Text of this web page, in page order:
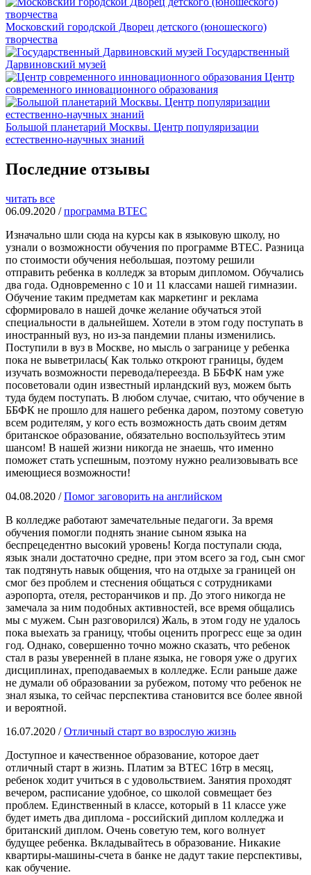
Московский городской Дворец детского (юношеского)
творчества
Государственный
Дарвиновский музей
Центр
современного инновационного образования
Большой планетарий Москвы. Центр популяризации
естественно-научных знаний
Последние отзывы
читать все
06.09.2020 /программа BTEC
Изначально шли сюда на курсы как в языковую школу, но
узнали о возможности обучения по программе BTEC. Разница
по стоимости обучения небольшая, поэтому решили
отправить ребенка в колледж за вторым дипломом. Обучались
два года. Одновременно с 10 и 11 классами нашей гимназии.
Обучение таким предметам как маркетинг и реклама
сформировало в нашей дочке желание обучаться этой
специальности в дальнейшем. Хотели в этом году поступать в
иностранный вуз, но из-за пандемии планы изменились.
Поступили в вуз в Москве, но мысль о загранице у ребенка
пока не выветрилась( Как только откроют границы, будем
изучать возможности перевода/переезда. В ББФК нам уже
посоветовали один известный ирландский вуз, можем быть
туда будем поступать. В любом случае, считаю, что обучение в
ББФК не прошло для нашего ребенка даром, поэтому советую
всем родителям, у кого есть возможность дать своим детям
британское образование, обязательно воспользуйтесь этим
шансом! В нашей жизни никогда не знаешь, что именно
поможет стать успешным, поэтому нужно реализовывать все
имеющиеся возможности!
04.08.2020 /Помог заговорить на английском
В колледже работают замечательные педагоги. За время
обучения помогли поднять знание сыном языка на
беспрецедентно высокий уровень! Когда поступали сюда,
язык знали достаточно средне, при этом всего за год, сын смог
так подтянуть навык общения, что на отдыхе за границей он
смог без проблем и стеснения общаться с сотрудниками
аэропорта, отеля, ресторанчиков и пр. До этого никогда не
замечала за ним подобных активностей, все время общались
мы с мужем. Сын разговорился) Жаль, в этом году не удалось
пока выехать за границу, чтобы оценить прогресс еще за один
год. Однако, совершенно точно можно сказать, что ребенок
стал в разы уверенней в плане языка, не говоря уже о других
дисциплинах, преподаваемых в колледже. Если раньше даже
не думали об образовании за рубежом, потому что ребенок не
знал языка, то сейчас перспектива становится все более явной
и вероятной.
16.07.2020 /Отличный старт во взрослую жизнь
Доступное и качественное образование, которое дает
отличный старт в жизнь. Платим за ВТЕС 16тр в месяц,
ребенок ходит учиться в с удовольствием. Занятия проходят
вечером, расписание удобное, со школой совмещает без
проблем. Единственный в классе, который в 11 классе уже
будет иметь два диплома - российский диплом колледжа и
британский диплом. Очень советую тем, кого волнует
будущее ребенка. Вкладывайтесь в образование. Никакие
квартиры-машины-счета в банке не дадут такие перспективы,
как обучение.